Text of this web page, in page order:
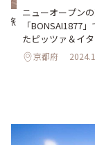
旅
ニューオープン
「BONSAI1877
たピッツァ＆イ
京都府